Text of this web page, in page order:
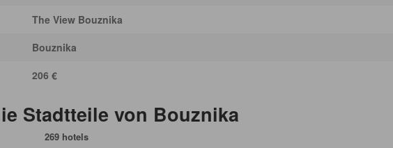
The View Bouznika
Bouznika
206 €
Stadtteile von Bouznika
269 hotels